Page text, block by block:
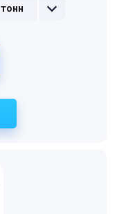
тонн